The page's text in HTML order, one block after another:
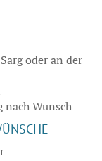
oder an der
Wunsch